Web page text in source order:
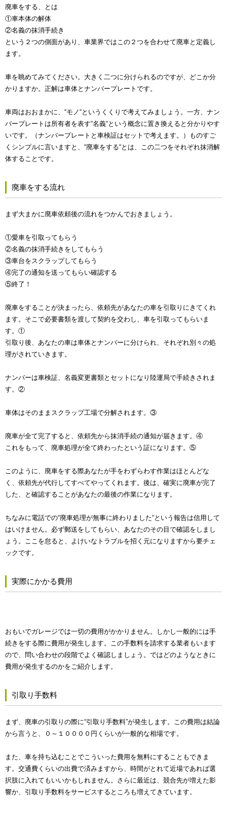
廃車をする、とは
①車本体の解体
②名義の抹消手続き
という２つの側面があり、車業界ではこの２つを合わせて廃車と定義し
ます。
車を眺めてみてください。大きく二つに分けられるのですが、どこか分
かりますか。正解は車体とナンバープレートです。
車両はおおまかに、“モノ“というくくりで考えてみましょう。一方、ナン
バープレートは所有者を表す“名義“という概念に置き換えると分かりやす
いです。（ナンバープレートと車検証はセットで考えます。）ものすご
くシンプルに言いますと、“廃車をする“とは、この二つをそれぞれ抹消解
体することです。
廃車をする流れ
まず大まかに廃車依頼後の流れをつかんでおきましょう。
①愛車を引取ってもらう
②名義の抹消手続きをしてもらう
③車台をスクラップしてもらう
④完了の通知を送ってもらい確認する
⑤終了！
廃車をすることが決まったら、依頼先があなたの車を引取りにきてくれ
ます。そこで必要書類を渡して契約を交わし、車を引取ってもらいま
す。①
引取り後、あなたの車は車体とナンバーに分けられ、それぞれ別々の処
理がされていきます。
ナンバーは車検証、名義変更書類とセットになり陸運局で手続きされま
す。②
車体はそのままスクラップ工場で分解されます。③
廃車が全て完了すると、依頼先から抹消手続の通知が届きます。④
これをもって、廃車処理が全て終わったという証になります。⑤
このように、廃車をする際あなたが手をわずらわす作業はほとんどな
く、依頼先が代行してすべてやってくれます。後は、確実に廃車が完了
した、と確認することがあなたの最後の作業になります。
ちなみに電話での“廃車処理が無事に終わりました“という報告は信用して
はいけません。必ず郵送をしてもらい、あなたのその目で確認をしまし
ょう。ここを怠ると、よけいなトラブルを招く元になりますから要チェ
ックです。
実際にかかる費用
おもいでガレージでは一切の費用がかかりません。しかし一般的には手
続きをする際に費用が発生します。この手数料を請求する業者もいます
ので、問い合わせの段階でよく確認しましょう。ではどのようなときに
費用が発生するのかをご紹介します。
引取り手数料
まず、廃車の引取りの際に“引取り手数料”が発生します。この費用は結論
から言うと、０～１００００円くらいが一般的な相場です。
また、車を持ち込むことでこういった費用を無料にすることもできま
す。交通費くらいの出費で済みますから、時間がとれて近場であれば選
択肢に入れてもいいかもしれません。さらに最近は、競合先が増えた影
響か、引取り手数料をサービスするところも増えてきています。